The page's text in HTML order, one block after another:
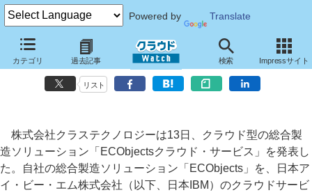
Powered by Translate
カテゴリ 過去記事 検索 Impressサイト
クラステクノロジー、日本IBMのクラウドを活用した総合製造ソリュー
ション
リスト
株式会社クラステクノロジーは13日、クラウド型の総合製
造ソリューション「ECObjectsクラウド・サービス」を発表し
た。自社の総合製造ソリューション「ECObjects」を、日本ア
イ・ビー・エム株式会社（以下、日本IBM）のクラウドサービ